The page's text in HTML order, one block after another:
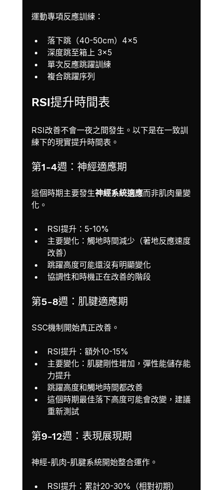
運動專項反應訓練：
落下跳（40-50cm）4×5
深度跳至箱上 3×5
單次反應跳躍訓練
複合跳躍序列
RSI提升時間表
RSI改善不會一夜之間發生。以下是在一致訓
練下的現實提升時間表。
第1-4週：神經適應期
這個時期主要發生神經系統適應而非肌肉量變
化。
RSI提升：5-10%
主要變化：觸地時間減少（著地反應速度
改善）
跳躍高度可能還沒有明顯變化
協調性和時機正在改善的階段
第5-8週：肌腱適應期
SSC機制開始真正改善。
RSI提升：額外10-15%
主要變化：肌腱剛性增加，彈性能儲存能
力提升
跳躍高度和觸地時間都改善
這個時期最佳落下高度可能會改變，建議
重新測試
第9-12週：表現展現期
神經-肌肉-肌腱系統開始整合運作。
RSI提升：累計20-30%（相對初期）